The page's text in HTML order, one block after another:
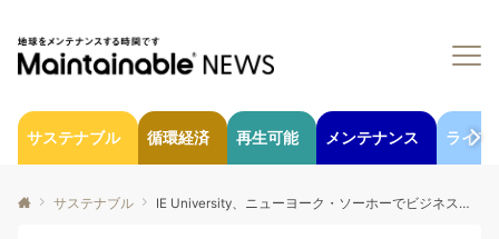
サステナブル 循環経済 再生可能 メンテナンス ライフ
サステナブル IE University、ニューヨーク・ソーホーでビジネスと持続可能性に特化したカレッジ設立を発表